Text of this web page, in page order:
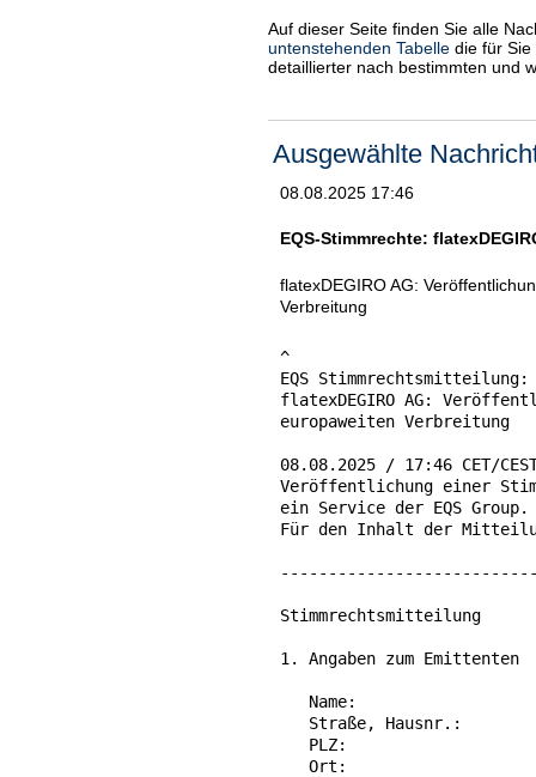
Auf dieser Seite finden Sie alle
untenstehenden Tabelle die für
detaillierter nach bestimmten und
Ausgewählte
08.08.2025 17:46
EQS-Stimmrechte:
flatexDEGIRO AG:
Verbreitung
^
EQS Stimmrechtsmitteilung:
flatexDEGIRO AG:
europaweiten Verbreitung
08.08.2025 / 17:46 CET/
Veröffentlichung einer
ein Service der EQS Group.
Für den Inhalt der
Stimmrechtsmitteilung
1. Angaben zum Emittenten
Name:
Straße, Hausnr.:
PLZ:
Ort: